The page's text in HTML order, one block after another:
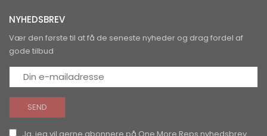
NYHEDSBREV
Vær den første til at få de seneste nyheder og drag fordel af
gode tilbud